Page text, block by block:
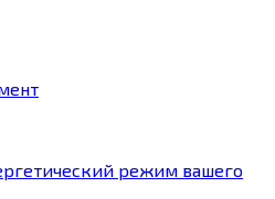
режим вашего